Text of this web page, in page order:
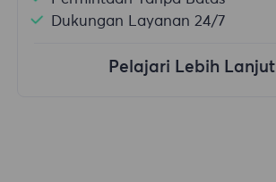
Dukungan Layanan 24/7
Pelajari Lebih Lanjut